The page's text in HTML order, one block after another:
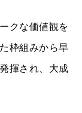
クな価値観を
枠組みから早
揮され、大成